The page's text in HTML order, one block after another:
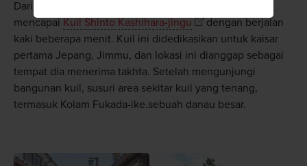
Dari Stasiun Kashihara-jingu-mae, Anda dapat
mencapaiKuil Shinto Kashihara-jingu
dengan berjalan
kaki beberapa menit. Kuil ini didedikasikan untuk kaisar
pertama Jepang, Jimmu, dan lokasi ini dianggap sebagai
tempat dia menerima takhta. Setelah mengunjungi
bangunan kuil, susuri area sekitar kuil yang tenang,
termasuk Kolam Fukada-ike.sebuah danau besar.